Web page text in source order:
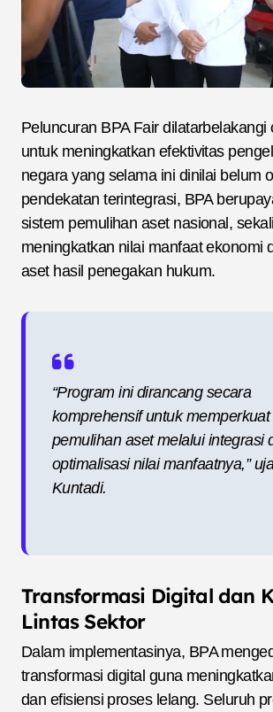
Peluncuran BPA Fair dilatarbelakangi
untuk meningkatkan efektivitas
negara yang selama ini dinilai belum
pendekatan terintegrasi, BPA
sistem pemulihan aset nasional,
meningkatkan nilai manfaat ekonomi
aset hasil penegakan hukum.
“Program ini dirancang secara
komprehensif untuk
pemulihan aset melalui integrasi
optimalisasi nilai manfaatnya,”
Kuntadi.
Transformasi Digital dan
Lintas Sektor
Dalam implementasinya, BPA
transformasi digital guna
dan efisiensi proses lelang. Seluruh